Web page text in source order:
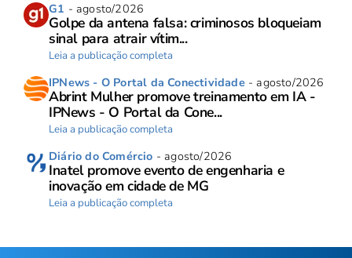
G1 - agosto/2026
Golpe da antena falsa: criminosos bloqueiam
sinal para atrair vítim...
Leia a publicação completa
IPNews - O Portal da Conectividade- agosto/2026
Abrint Mulher promove treinamento em IA -
IPNews - O Portal da Cone...
Leia a publicação completa
Diário do Comércio - agosto/2026
Inatel promove evento de engenharia e
inovação em cidade de MG
Leia a publicação completa